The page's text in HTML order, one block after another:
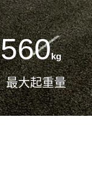
560kg
最大起重量